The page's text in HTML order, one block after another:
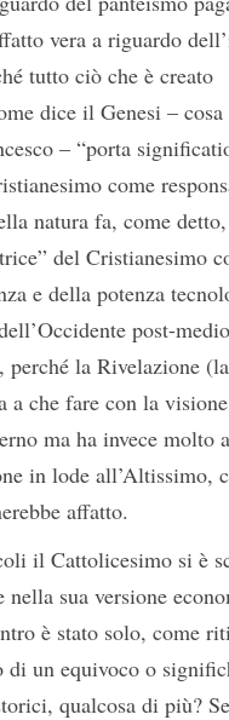
vera a riguardo
tutto ciò che è creato
dice il Genesi –
– “porta
come
natura fa, come
del Cristianesimo
e della potenza
post-
perché la Rivelazione
a che fare con la
ma ha invece molto
in lode all’Altissimo,
affatto.
il Cattolicesimo si è
sua versione
è stato solo, come
di un equivoco o
qualcosa di più?